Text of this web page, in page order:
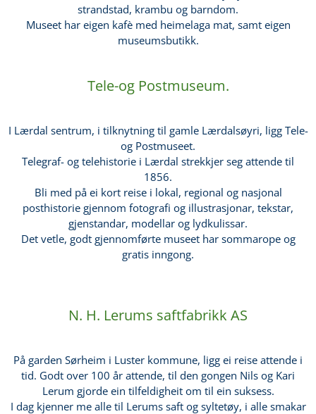
strandstad, krambu og barndom.
Museet har eigen kafè med heimelaga mat, samt eigen
museumsbutikk.
Tele-og Postmuseum.
I Lærdal sentrum, i tilknytning til gamle Lærdalsøyri, ligg Tele-
og Postmuseet.
Telegraf- og telehistorie i Lærdal strekkjer seg attende til
1856.
Bli med på ei kort reise i lokal, regional og nasjonal
posthistorie gjennom fotografi og illustrasjonar, tekstar,
gjenstandar, modellar og lydkulissar.
Det vetle, godt gjennomførte museet har sommarope og
gratis inngong.
N. H. Lerums saftfabrikk AS
På garden Sørheim i Luster kommune, ligg ei reise attende i
tid. Godt over 100 år attende, til den gongen Nils og Kari
Lerum gjorde ein tilfeldigheit om til ein suksess.
I dag kjenner me alle til Lerums saft og syltetøy, i alle smakar